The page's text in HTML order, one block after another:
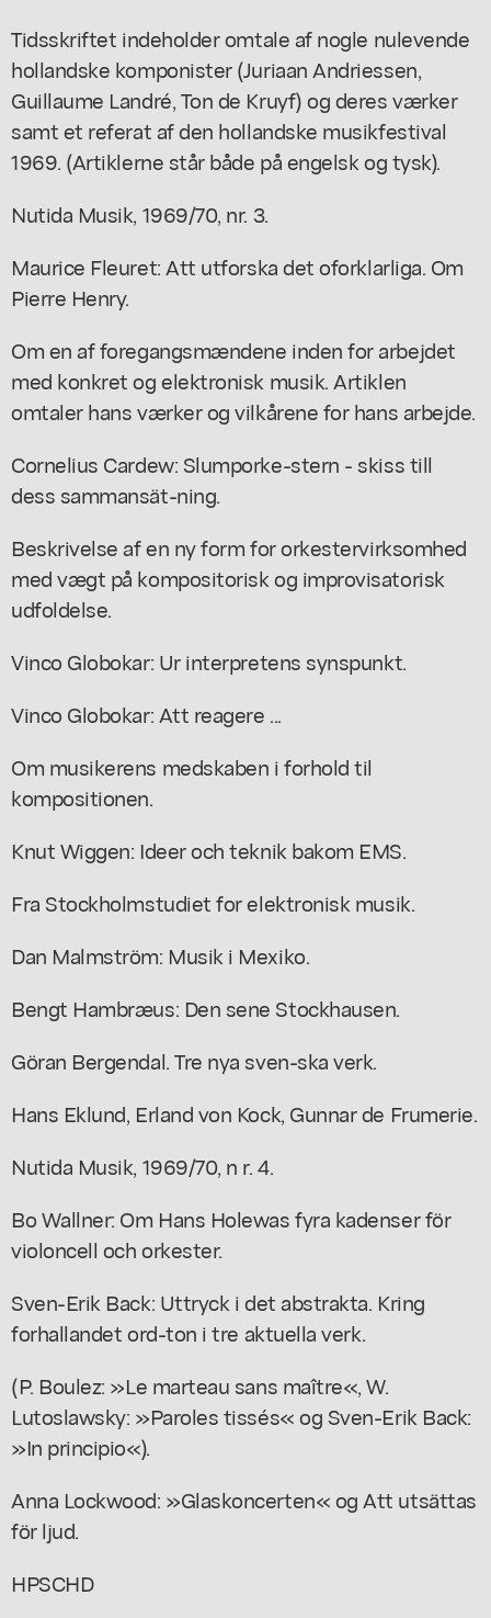
Tidsskriftet indeholder omtale af nogle nulevende
hollandske komponister (Juriaan Andriessen,
Guillaume Landré, Ton de Kruyf) og deres værker
samt et referat af den hollandske musikfestival
1969. (Artiklerne står både på engelsk og tysk).
Nutida Musik, 1969/70, nr. 3.
Maurice Fleuret: Att utforska det oforklarliga. Om
Pierre Henry.
Om en af foregangsmændene inden for arbejdet
med konkret og elektronisk musik. Artiklen
omtaler hans værker og vilkårene for hans arbejde.
Cornelius Cardew: Slumporke-stern - skiss till
dess sammansät-ning.
Beskrivelse af en ny form for orkestervirksomhed
med vægt på kompositorisk og improvisatorisk
udfoldelse.
Vinco Globokar: Ur interpretens synspunkt.
Vinco Globokar: Att reagere ...
Om musikerens medskaben i forhold til
kompositionen.
Knut Wiggen: Ideer och teknik bakom EMS.
Fra Stockholmstudiet for elektronisk musik.
Dan Malmström: Musik i Mexiko.
Bengt Hambræus: Den sene Stockhausen.
Göran Bergendal. Tre nya sven-ska verk.
Hans Eklund, Erland von Kock, Gunnar de Frumerie.
Nutida Musik, 1969/70, n r. 4.
Bo Wallner: Om Hans Holewas fyra kadenser för
violoncell och orkester.
Sven-Erik Back: Uttryck i det abstrakta. Kring
forhallandet ord-ton i tre aktuella verk.
(P. Boulez: »Le marteau sans maître«, W.
Lutoslawsky: »Paroles tissés« og Sven-Erik Back:
»In principio«).
Anna Lockwood: »Glaskoncerten« og Att utsättas
för ljud.
HPSCHD